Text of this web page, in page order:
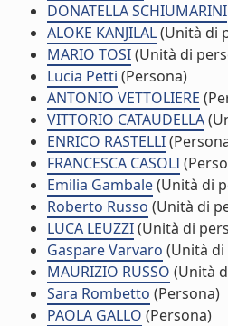
DONATELLA SCHIUMARINI
ALOKE KANJILAL(Unità di
MARIO TOSI(Unità di
Lucia Petti (Persona)
ANTONIO VETTOLIERE
VITTORIO CATAUDELLA
ENRICO RASTELLI
FRANCESCA CASOLI
Emilia Gambale(Unità di
Roberto Russo (Unità di
LUCA LEUZZI(Unità di
Gaspare Varvaro (Unità
MAURIZIO RUSSO (Unità
Sara Rombetto (Persona)
PAOLA GALLO (Persona)